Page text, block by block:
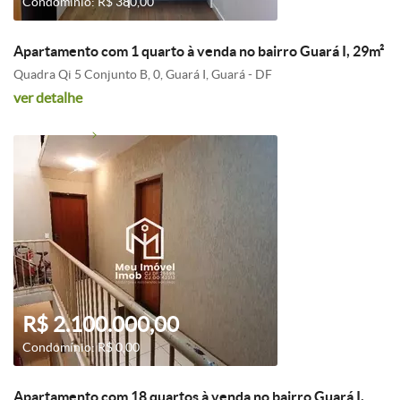
Apartamento com 1 quarto à venda no bairro Guará I, 29m²
Quadra Qi 5 Conjunto B, 0, Guará I, Guará - DF
ver detalhe
R$ 2.100.000,00
Condomínio: R$ 0,00
Apartamento com 18 quartos à venda no bairro Guará I,